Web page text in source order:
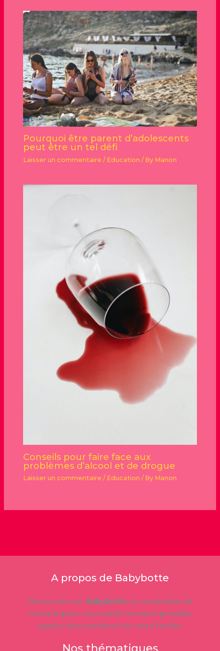
Pourquoi être parent d’adolescents
peut être un tel défi
Laisser un commentaire / Education / By Manon
Conseils pour faire face aux
problèmes d’alcool et de drogue
Laisser un commentaire / Education / By Manon
A propos de Babybotte
Découvrez sur Babybotte, un ensemble de
conseils pour vous sentir le mieux possible
auprès des membres de votre famille.
Nos thématiques